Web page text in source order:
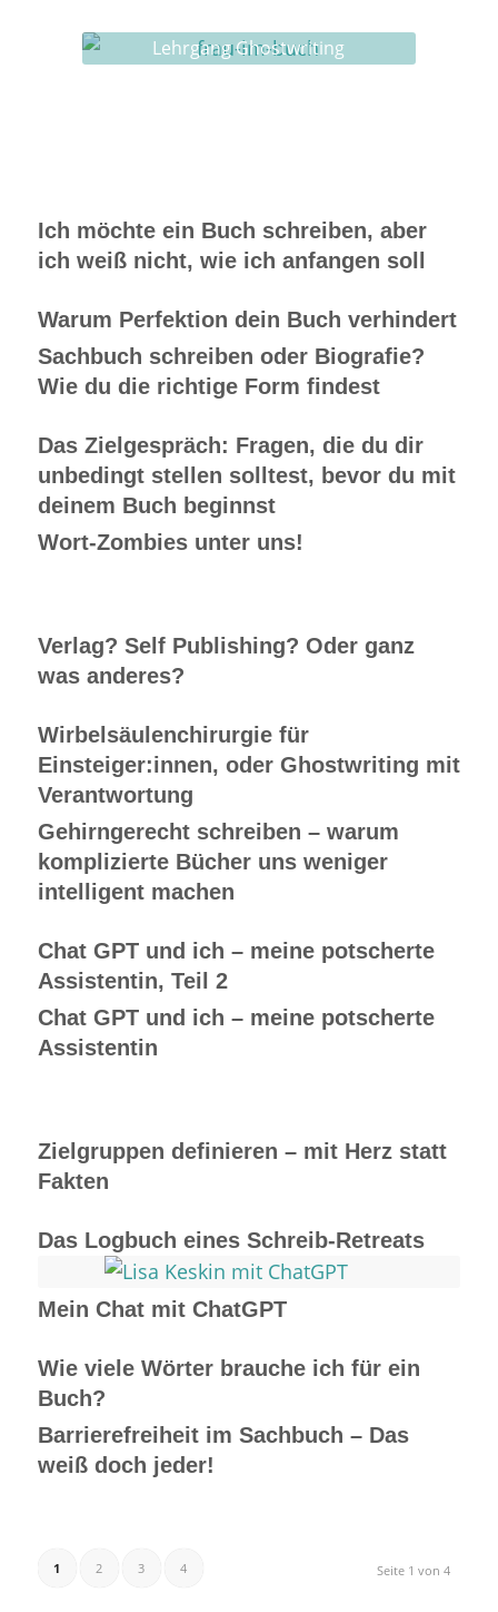
Lehrgang Ghostwriting
Ich möchte ein Buch schreiben, aber
ich weiß nicht, wie ich anfangen soll
Warum Perfektion dein Buch verhindert
Sachbuch schreiben oder Biografie?
Wie du die richtige Form findest
Das Zielgespräch: Fragen, die du dir
unbedingt stellen solltest, bevor du mit
deinem Buch beginnst
Wort-Zombies unter uns!
Verlag? Self Publishing? Oder ganz
was anderes?
Wirbelsäulenchirurgie für
Einsteiger:innen, oder Ghostwriting mit
Verantwortung
Gehirngerecht schreiben – warum
komplizierte Bücher uns weniger
intelligent machen
Chat GPT und ich – meine potscherte
Assistentin, Teil 2
Chat GPT und ich – meine potscherte
Assistentin
Zielgruppen definieren – mit Herz statt
Fakten
Das Logbuch eines Schreib-Retreats
Mein Chat mit ChatGPT
Wie viele Wörter brauche ich für ein
Buch?
Barrierefreiheit im Sachbuch – Das
weiß doch jeder!
Seite 1 von 4
1 2 3 4